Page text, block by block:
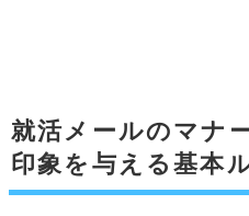
就活メールのマナ
印象を与える基本